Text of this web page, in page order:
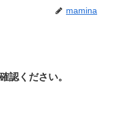
mamina
認ください。